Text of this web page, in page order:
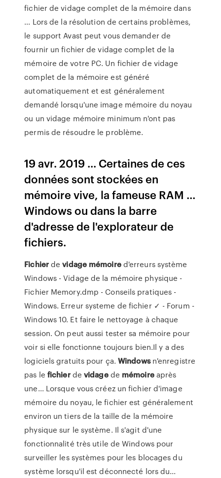
fichier de vidage complet de la mémoire dans
... Lors de la résolution de certains problèmes,
le support Avast peut vous demander de
fournir un fichier de vidage complet de la
mémoire de votre PC. Un fichier de vidage
complet de la mémoire est généré
automatiquement et est généralement
demandé lorsqu'une image mémoire du noyau
ou un vidage mémoire minimum n'ont pas
permis de résoudre le problème.
19 avr. 2019 ... Certaines de ces
données sont stockées en
mémoire vive, la fameuse RAM ...
Windows ou dans la barre
d'adresse de l'explorateur de
fichiers.
Fichierdevidage mémoired'erreurs système
Windows - Vidage de la mémoire physique -
Fichier Memory.dmp - Conseils pratiques -
Windows. Erreur systeme de fichier ✓ - Forum -
Windows 10. Et faire le nettoyage à chaque
session. On peut aussi tester sa mémoire pour
voir si elle fonctionne toujours bien.Il y a des
logiciels gratuits pour ça.Windowsn'enregistre
pas le fichierdevidagede mémoireaprès
une... Lorsque vous créez un fichier d'image
mémoire du noyau, le fichier est généralement
environ un tiers de la taille de la mémoire
physique sur le système. Il s'agit d'une
fonctionnalité très utile de Windows pour
surveiller les systèmes pour les blocages du
système lorsqu'il est déconnecté lors du...